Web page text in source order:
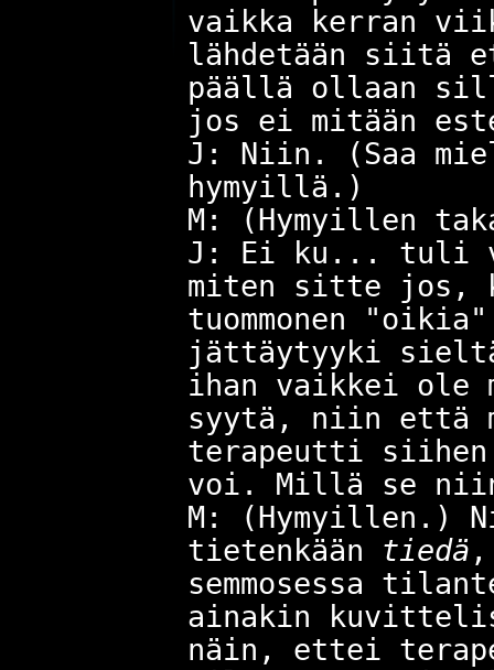
vaikka kerran
lähdetään siitä
päällä ollaan
jos ei mitään
J: Niin. (Saa
hymyillä.)
M: (Hymyillen
J: Ei ku... tuli
miten sitte jos,
tuommonen
jättäytyyki
ihan vaikkei ole
syytä, niin että
terapeutti
voi. Millä se
M: (Hymyillen.)
tietenkään tiedä ,
semmosessa
ainakin
näin, ettei